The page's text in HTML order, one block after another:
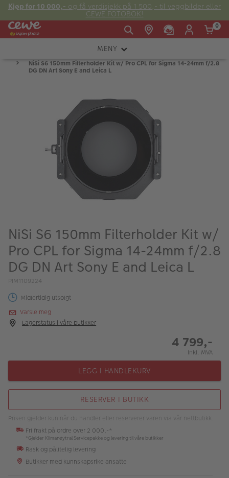
Kjøp for 10 000,- og få verdisjekk på 1 500,- til veggbilder eller
CEWE FOTOBOK!
Man -
Fre:
09:00 -
Søndag: 14:00 -
E-post:
kundeservice@japanphoto.no
0
MENY
KAMERA
INSTANTFOTO
ALBUM
Kampanjer
Merker
Lagersalg
Bildeprodukter
Butikkoversikt
NiSi S6 150mm Filterholder Kit w/ Pro CPL for Sigma 14-24mm f/2.8
DG DN Art Sony E and Leica L
NiSi S6 150mm Filterholder Kit w/
Pro CPL for Sigma 14-24mm f/2.8
DG DN Art Sony E and Leica L
PIM1109224
Midlertidig utsolgt
Varsle meg
Lagerstatus i våre butikker
4 799,-
Inkl. MVA
LEGG I HANDLEKURV
RESERVER I BUTIKK
Prisen gjelder kun når du handler eller reserverer varen via vår nettbutikk.
Fri frakt på ordre over 2 000,-*
*Gjelder Klimanøytral Servicepakke og levering til våre butikker
Rask og pålitelig levering
Butikker med kunnskapsrike ansatte